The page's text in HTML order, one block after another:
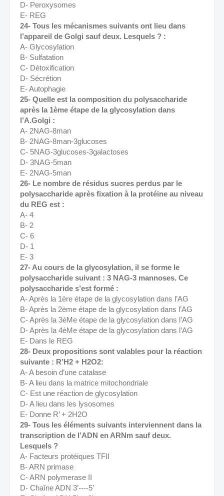
D- Peroxysomes
E- REG
24- Tous les mécanismes suivants ont lieu dans
l’appareil de Golgi sauf deux. Lesquels ? :
A- Glycosylation
B- Sulfatation
C- Détoxification
D- Sécrétion
E- Autophagie
25- Quelle est la composition du polysaccharide
après la 1ème étape de la glycosylation dans
l’A.Golgi :
A- 2NAG-8man
B- 2NAG-8man-3glucoses
C- 5NAG-3glucoses-3galactoses
D- 3NAG-5man
E- 2NAG-5man
26- Le nombre de résidus sucres perdus par le
polysaccharide après fixation à la protéine au niveau
du REG est :
A- 4
B- 2
C- 6
D- 1
E- 3
27- Au cours de la glycosylation, il se forme le
polysaccharide suivant : 3 NAG-3 mannoses. Ce
polysaccharide s’est formé :
A- Après la 1ère étape de la glycosylation dans l’AG
B- Après la 2ème étape de la glycosylation dans l’AG
C- Après la 3èMe étape de la glycosylation dans l’AG
D- Après la 4èMe étape de la glycosylation dans l’AG
E- Dans le REG
28- Deux propositions sont valables pour la réaction
suivante : R’H2 + H2O2:
A- A besoin d’une catalase
B- A lieu dans la matrice mitochondriale
C- Est une réaction de glycosylation
D- A lieu dans les lysosomes
E- Donne R’ + 2H2O
29- Tous les éléments suivants interviennent dans la
transcription de l’ADN en ARNm sauf deux.
Lesquels ?
A- Facteurs protéiques TFII
B- ARN primase
C- ARN polymerase II
D- Chaîne ADN 3’----5’